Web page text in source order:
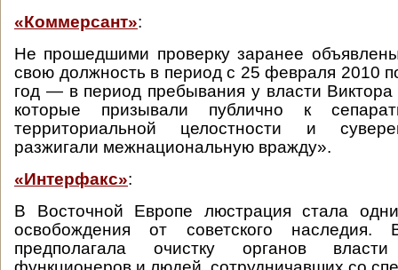
«Коммерсант»:
Не прошедшими проверку заранее
свою должность в период с 25 февраля 2010
год — в период пребывания у власти
которые призывали публично к
территориальной целостности и
разжигали межнациональную вражду».
«Интерфакс»:
В Восточной Европе люстрация стала
освобождения от советского
предполагала очистку органов